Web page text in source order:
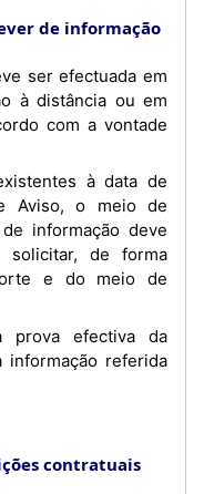
de informação
à distância ou em
com a vontade
Aviso, o meio de
informação deve
solicitar, de forma
e do meio de
informação referida
contratuais